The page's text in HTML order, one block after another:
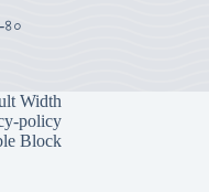
-৪০
Width
policy
Block